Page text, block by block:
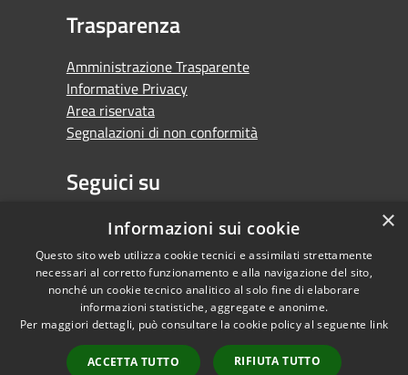
Trasparenza
Amministrazione Trasparente
Informative Privacy
Area riservata
Segnalazioni di non conformità
Seguici su
FacebookYoutubeWhatsapp
RSS
Accessibilità
Privacy
Copyright © 2026 •
Comune di Orbassano •
Powered by
×
Informazioni sui cookie
Questo sito web utilizza cookie tecnici e assimilati strettamente
necessari al corretto funzionamento e alla navigazione del sito,
nonché un cookie tecnico analitico al solo fine di elaborare
informazioni statistiche, aggregate e anonime.
Per maggiori dettagli, può consultare la cookie policy al seguente link
ACCETTA TUTTO RIFIUTA TUTTO